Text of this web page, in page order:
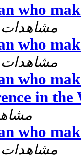
who
32584 مشاهدات
who
32960 مشاهدات
who
in the
32532
who
33033 مشاهدات